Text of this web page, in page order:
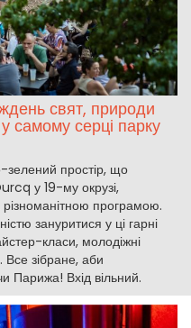
свят, природи
у самому серці парку
зелений простір, що
у 19-му окрузі,
програмою.
зануритися у ці гарні
класи, молодіжні
Все зібране, аби
Парижа! Вхід вільний.